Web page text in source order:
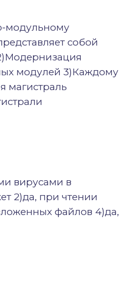
модульному
собой
модулей 3)Каждому
магистраль
вирусами в
2)да, при чтении
файлов 4)да,